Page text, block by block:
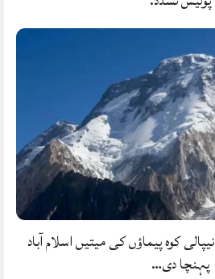
سانحۂ براڈ پیک: 5 نیپالی کوہ پیماؤں کی میتیں اسلام آباد
پہنچا دی…